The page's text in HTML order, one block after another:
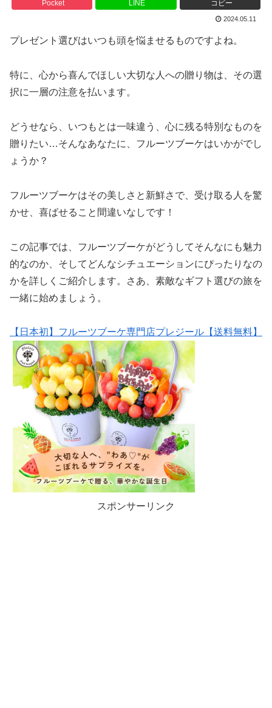
Pocket LINE コピー
2024.05.11
プレゼント選びはいつも頭を悩ませるものですよね。
特に、心から喜んでほしい大切な人への贈り物は、その選
択に一層の注意を払います。
どうせなら、いつもとは一味違う、心に残る特別なものを
贈りたい…そんなあなたに、フルーツブーケはいかがでし
ょうか？
フルーツブーケはその美しさと新鮮さで、受け取る人を驚
かせ、喜ばせること間違いなしです！
この記事では、フルーツブーケがどうしてそんなにも魅力
的なのか、そしてどんなシチュエーションにぴったりなの
かを詳しくご紹介します。さあ、素敵なギフト選びの旅を
一緒に始めましょう。
【日本初】フルーツブーケ専門店プレジール【送料無料】
スポンサーリンク